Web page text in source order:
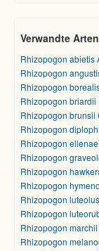
Verwandte Arten
Rhizopogon abietis
Rhizopogon
Rhizopogon
Rhizopogon briardii
Rhizopogon brunsii
Rhizopogon
Rhizopogon
Rhizopogon
Rhizopogon
Rhizopogon
Rhizopogon
Rhizopogon
Rhizopogon
Rhizopogon